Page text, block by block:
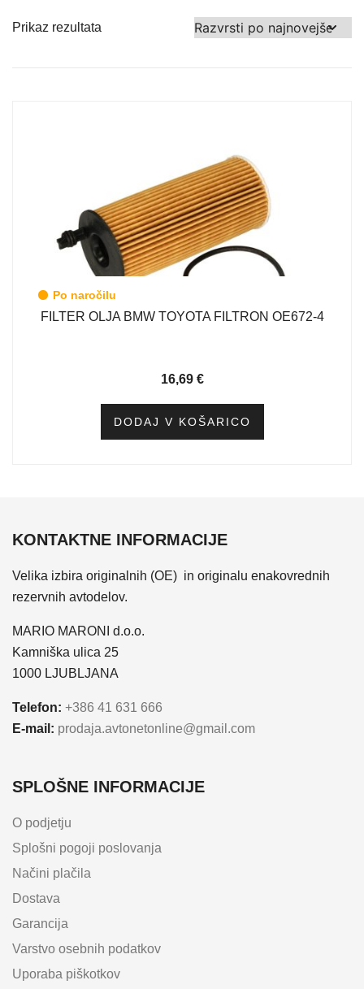
Prikaz rezultata
Po naročilu
FILTER OLJA BMW TOYOTA FILTRON OE672-4
16,69 €
DODAJ V KOŠARICO
KONTAKTNE INFORMACIJE
Velika izbira originalnih (OE) in originalu enakovrednih
rezervnih avtodelov.
MARIO MARONI d.o.o.
Kamniška ulica 25
1000 LJUBLJANA
Telefon: +386 41 631 666
E-mail: prodaja.avtonetonline@gmail.com
SPLOŠNE INFORMACIJE
O podjetju
Splošni pogoji poslovanja
Načini plačila
Dostava
Garancija
Varstvo osebnih podatkov
Uporaba piškotkov